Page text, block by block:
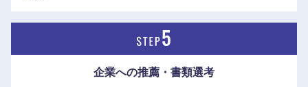
企業への推薦・書類選考